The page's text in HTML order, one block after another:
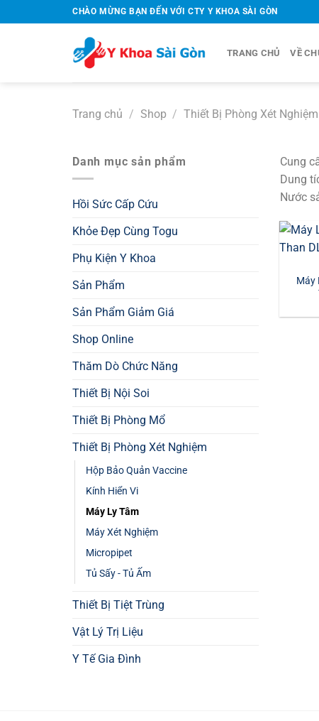
qua
CHÀO MỪNG BẠN ĐẾN VỚI CTY Y KHOA SÀI GÒN
TRANG CHỦ VỀ
Trang chủ / Shop / Thiết Bị Phòng Xét Nghiệm
Danh mục sản phẩm
Hồi Sức Cấp Cứu
Khỏe Đẹp Cùng Togu
Phụ Kiện Y Khoa
Sản Phẩm
Sản Phẩm Giảm Giá
Shop Online
Thăm Dò Chức Năng
Thiết Bị Nội Soi
Thiết Bị Phòng Mổ
Thiết Bị Phòng Xét Nghiệm
Hộp Bảo Quản Vaccine
Kính Hiển Vi
Máy Ly Tâm
Máy Xét Nghiệm
Micropipet
Tủ Sấy - Tủ Ấm
Thiết Bị Tiệt Trùng
Vật Lý Trị Liệu
Y Tế Gia Đình
Cung
Dung
Nước
Máy